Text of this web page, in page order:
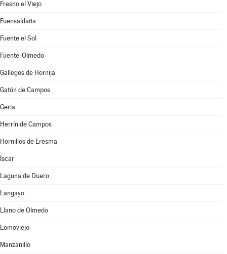
Fresno el Viejo
Fuensaldaña
Fuente el Sol
Fuente-Olmedo
Gallegos de Hornija
Gatón de Campos
Geria
Herrín de Campos
Hornillos de Eresma
Íscar
Laguna de Duero
Langayo
Llano de Olmedo
Lomoviejo
Manzanillo